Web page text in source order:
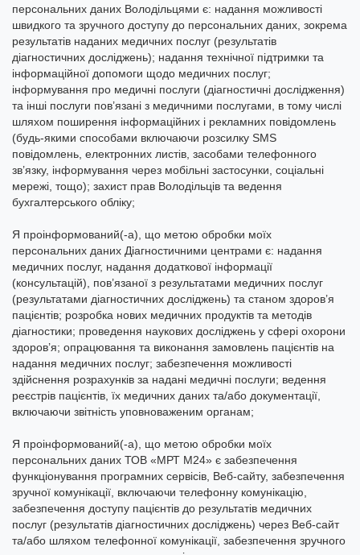
персональних даних Володільцями є: надання можливості
швидкого та зручного доступу до персональних даних, зокрема
результатів наданих медичних послуг (результатів
діагностичних досліджень); надання технічної підтримки та
інформаційної допомоги щодо медичних послуг;
інформування про медичні послуги (діагностичні дослідження)
та інші послуги пов’язані з медичними послугами, в тому числі
шляхом поширення інформаційних і рекламних повідомлень
(будь-якими способами включаючи розсилку SMS
повідомлень, електронних листів, засобами телефонного
зв’язку, інформування через мобільні застосунки, соціальні
мережі, тощо); захист прав Володільців та ведення
бухгалтерського обліку;
Я проінформований(-а), що метою обробки моїх
персональних даних Діагностичними центрами є: надання
медичних послуг, надання додаткової інформації
(консультацій), пов’язаної з результатами медичних послуг
(результатами діагностичних досліджень) та станом здоров’я
пацієнтів; розробка нових медичних продуктів та методів
діагностики; проведення наукових досліджень у сфері охорони
здоров’я; опрацювання та виконання замовлень пацієнтів на
надання медичних послуг; забезпечення можливості
здійснення розрахунків за надані медичні послуги; ведення
реєстрів пацієнтів, їх медичних даних та/або документації,
включаючи звітність уповноваженим органам;
Я проінформований(-а), що метою обробки моїх
персональних даних ТОВ «МРТ М24» є забезпечення
функціонування програмних сервісів, Веб-сайту, забезпечення
зручної комунікації, включаючи телефонну комунікацію,
забезпечення доступу пацієнтів до результатів медичних
послуг (результатів діагностичних досліджень) через Веб-сайт
та/або шляхом телефонної комунікації, забезпечення зручного